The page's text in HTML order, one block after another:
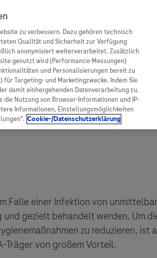
Arzneimittel
Roche Fachportal
Vigilanz-Training
Diagnostik
Falle einer Infektion von
gezielt behandelt werden. Um
zu reduzieren, ist
Träger von großem Vorteil.
zu verbessern. Dazu gehören technisch
Qualität und Sicherheit zur Verfügung
anonymisiert weiterverarbeitet. Zusätzlich
genutzt wird (Performance-Messungen)
und Personalisierungen bereit zu
Targeting- und Marketingzwecke. Indem Sie
damit einhergehenden Datenverarbeitung zu,
Nutzung von Browser-Informationen und IP-
Informationen, Einstellungsmöglichkeiten
Cookie-/Datenschutzerklärung